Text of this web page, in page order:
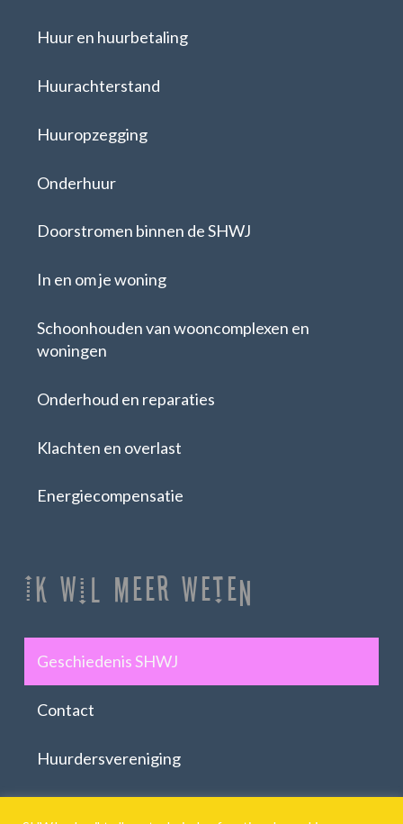
Huur en huurbetaling
Huurachterstand
Huuropzegging
Onderhuur
Doorstromen binnen de SHWJ
In en om je woning
Schoonhouden van wooncomplexen en
woningen
Onderhoud en reparaties
Klachten en overlast
Energiecompensatie
Ik Wil Meer Weten
Geschiedenis SHWJ
Contact
Huurdersvereniging